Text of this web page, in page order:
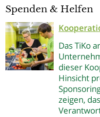
Spenden & Helfen
Das TiKo
dieser
Hinsicht
zeigen,